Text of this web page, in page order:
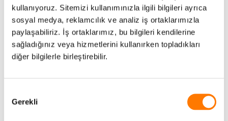
kullanıyoruz. Sitemizi kullanımınızla ilgili bilgileri ayrıca
sosyal medya, reklamcılık ve analiz iş ortaklarımızla
paylaşabiliriz. İş ortaklarımız, bu bilgileri kendilerine
sağladığınız veya hizmetlerini kullanırken topladıkları
diğer bilgilerle birleştirebilir.
Seçimi
Gerekli
Batarya
AKSESUARLAR & İZLEME SİSTEMİ
İzleme Sistemi
Aksesuarlar